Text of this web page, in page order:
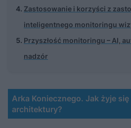
Zastosowanie i korzyści z
inteligentnego monitoringu
Przyszłość monitoringu – AI,
nadzór
Arka Koniecznego. Jak żyje
architektury?